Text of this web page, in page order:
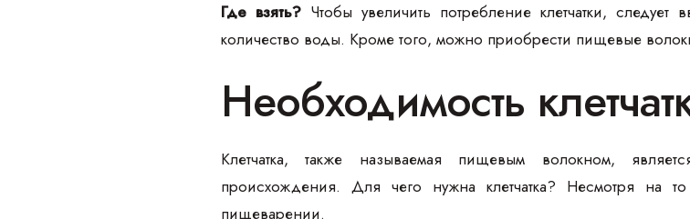
Где взять? Чтобы увеличить потребление клетчатки,
количество воды. Кроме того, можно приобрести пищевые
Необходимость
Клетчатка, также называемая пищевым волокном,
происхождения. Для чего нужна клетчатка? Несмотря на
пищеварении.